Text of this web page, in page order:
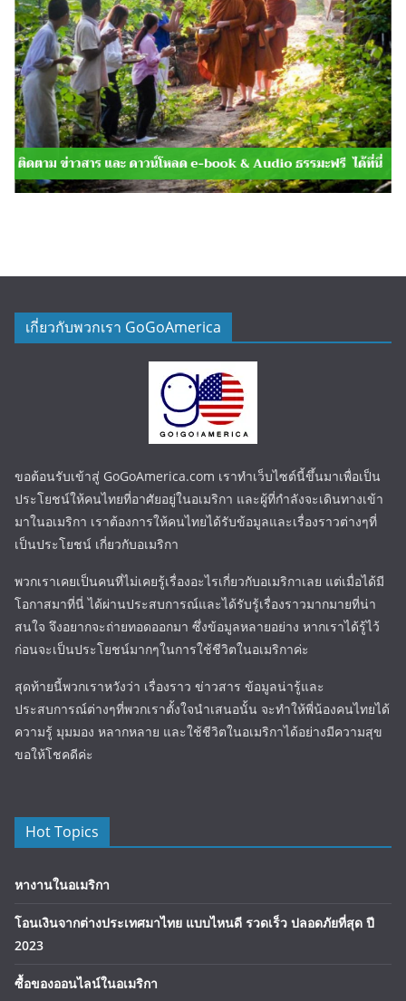
เกี่ยวกับพวกเรา GoGoAmerica
ขอต้อนรับเข้าสู่ GoGoAmerica.com เราทำเว็บไซต์นี้ขึ้นมาเพื่อเป็น
ประโยชน์ให้คนไทยที่อาศัยอยู่ในอเมริกา และผู้ที่กำลังจะเดินทางเข้า
มาในอเมริกา เราต้องการให้คนไทยได้รับข้อมูลและเรื่องราวต่างๆที่
เป็นประโยชน์ เกี่ยวกับอเมริกา
พวกเราเคยเป็นคนที่ไม่เคยรู้เรื่องอะไรเกี่ยวกับอเมริกาเลย แต่เมื่อได้มี
โอกาสมาที่นี่ ได้ผ่านประสบการณ์และได้รับรู้เรื่องราวมากมายที่น่า
สนใจ จึงอยากจะถ่ายทอดออกมา ซึ่งข้อมูลหลายอย่าง หากเราได้รู้ไว้
ก่อนจะเป็นประโยชน์มากๆในการใช้ชีวิตในอเมริกาค่ะ
สุดท้ายนี้พวกเราหวังว่า เรื่องราว ข่าวสาร ข้อมูลน่ารู้และ
ประสบการณ์ต่างๆที่พวกเราตั้งใจนำเสนอนั้น จะทำให้พี่น้องคนไทยได้
ความรู้ มุมมอง หลากหลาย และใช้ชีวิตในอเมริกาได้อย่างมีความสุข
ขอให้โชคดีค่ะ
Hot Topics
หางานในอเมริกา
โอนเงินจากต่างประเทศมาไทย แบบไหนดี รวดเร็ว ปลอดภัยที่สุด ปี
2023
ซื้อของออนไลน์ในอเมริกา